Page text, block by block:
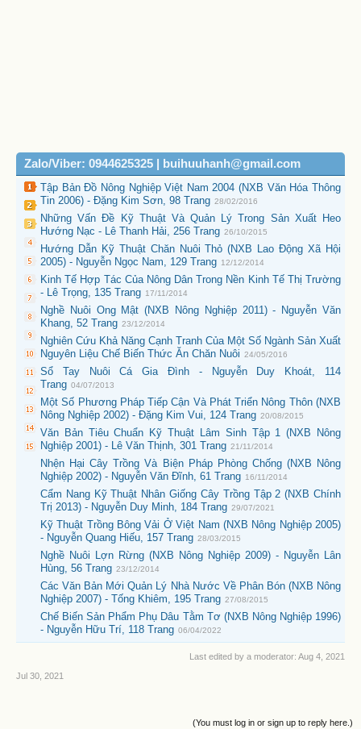
Zalo/Viber: 0944625325 | buihuuhanh@gmail.com
Tập Bản Đồ Nông Nghiệp Việt Nam 2004 (NXB Văn Hóa Thông
Tin 2006) - Đặng Kim Sơn, 98 Trang 28/02/2016
Những Vấn Đề Kỹ Thuật Và Quản Lý Trong Sản Xuất Heo
Hướng Nạc - Lê Thanh Hải, 256 Trang 26/10/2015
Hướng Dẫn Kỹ Thuật Chăn Nuôi Thỏ (NXB Lao Động Xã Hội
2005) - Nguyễn Ngọc Nam, 129 Trang 12/12/2014
Kinh Tế Hợp Tác Của Nông Dân Trong Nền Kinh Tế Thị Trường
- Lê Trọng, 135 Trang 17/11/2014
Nghề Nuôi Ong Mật (NXB Nông Nghiệp 2011) - Nguyễn Văn
Khang, 52 Trang 23/12/2014
Nghiên Cứu Khả Năng Cạnh Tranh Của Một Số Ngành Sản Xuất
Nguyên Liệu Chế Biến Thức Ăn Chăn Nuôi 24/05/2016
Sổ Tay Nuôi Cá Gia Đình - Nguyễn Duy Khoát, 114
Trang 04/07/2013
Một Số Phương Pháp Tiếp Cận Và Phát Triển Nông Thôn (NXB
Nông Nghiệp 2002) - Đặng Kim Vui, 124 Trang 20/08/2015
Văn Bản Tiêu Chuẩn Kỹ Thuật Lâm Sinh Tập 1 (NXB Nông
Nghiệp 2001) - Lê Văn Thịnh, 301 Trang 21/11/2014
Nhện Hại Cây Trồng Và Biện Pháp Phòng Chống (NXB Nông
Nghiệp 2002) - Nguyễn Văn Đĩnh, 61 Trang 16/11/2014
Cẩm Nang Kỹ Thuật Nhân Giống Cây Trồng Tập 2 (NXB Chính
Trị 2013) - Nguyễn Duy Minh, 184 Trang 29/07/2021
Kỹ Thuật Trồng Bông Vải Ở Việt Nam (NXB Nông Nghiệp 2005)
- Nguyễn Quang Hiếu, 157 Trang 28/03/2015
Nghề Nuôi Lợn Rừng (NXB Nông Nghiệp 2009) - Nguyễn Lân
Hùng, 56 Trang 23/12/2014
Các Văn Bản Mới Quản Lý Nhà Nước Về Phân Bón (NXB Nông
Nghiệp 2007) - Tống Khiêm, 195 Trang 27/08/2015
Chế Biến Sản Phẩm Phụ Dâu Tằm Tơ (NXB Nông Nghiệp 1996)
- Nguyễn Hữu Trí, 118 Trang 06/04/2022
Last edited by a moderator: Aug 4, 2021
Jul 30, 2021
(You must log in or sign up to reply here.)